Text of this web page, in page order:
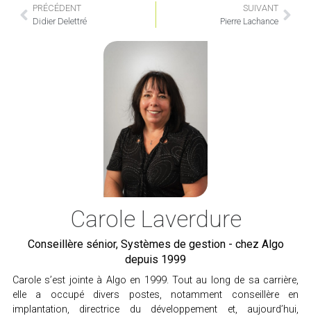
PRÉCÉDENT
Didier Delettré
SUIVANT
Pierre Lachance
Carole Laverdure
Conseillère sénior, Systèmes de gestion - chez Algo
depuis 1999
Carole s’est jointe à Algo en 1999. Tout au long de sa carrière,
elle a occupé divers postes, notamment conseillère en
implantation, directrice du développement et, aujourd’hui,